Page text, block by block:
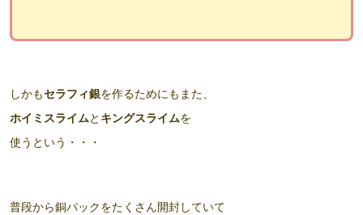
しかもセラフィ銀を作るためにもまた、
ホイミスライムと キングスライムを
使うという・・・
普段から銅パックをたくさん開封していて